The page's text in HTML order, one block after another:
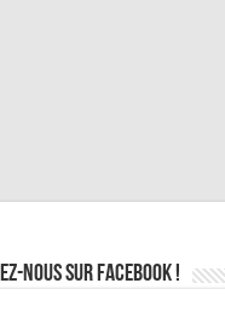
nous sur Facebook !